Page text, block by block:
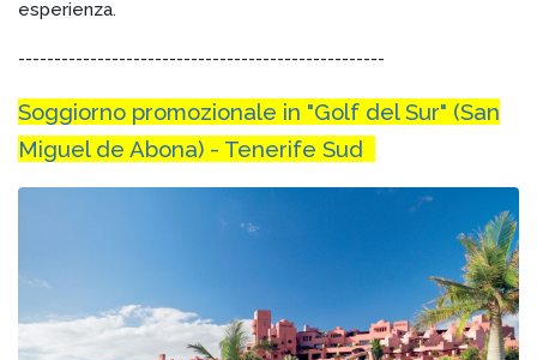
esperienza.
---------------------------------------------------
Soggiorno promozionale in "Golf del Sur" (San
Miguel de Abona) - Tenerife Sud